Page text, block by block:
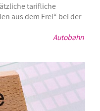
Autobahn
tarifliche
aus dem Frei“ bei der